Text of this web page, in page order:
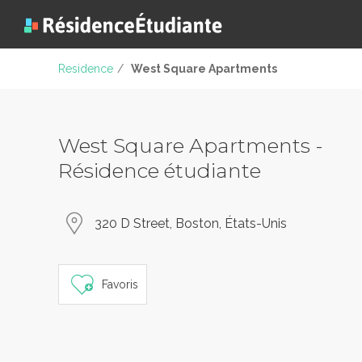
Residence / West Square Apartments
West Square Apartments -
Résidence étudiante
320 D Street, Boston, États-Unis
Favoris